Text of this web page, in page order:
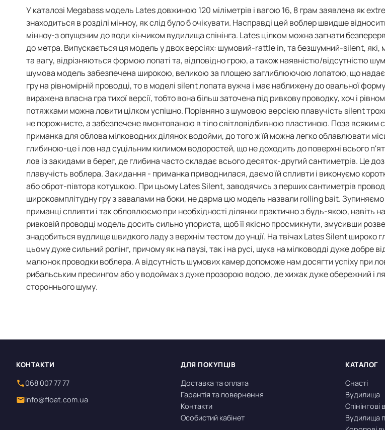
У каталозі Megabass модель Lates довжиною 120 міліметрів і вагою 16, 8 грам заявлена як
знаходиться в розділі мінноу, як слід було б очікувати. Насправді цей воблер швидше
мінноу-з опущеним до води кінчиком вудилища спінінга. Lates цілком можна загнати
до метра. Випускається ця модель у двох версіях: шумовий-rattle in, та безшумний-silent, які,
та вагу, відрізняються формою лопаті та, відповідно грою, а також наявністю/відсутністю
шумова модель забезпечена широкою, великою за площею заглиблюючою лопатою, що надає
гру на рівномірній проводці, то в моделі silent лопата вужча і має наближену до овальної
виражена власна гра тихої версії, тобто вона більш заточена під ривкову проводку, хоч і
потяжками можна ловити цілком успішно. Порівняно з шумовою версією плавучість silent
не порожнисте, а забезпечене вмонтованою в тіло світловідбивною пластиною. Поза всяким
приманка для облова мілководних ділянок водойми, до того ж їй можна легко облавлювати
глибиною-це і лов над суцільним килимом водоростей, що не доходить до поверхні всього
лов із закидами в берег, де глибина часто складає всього десяток-другий сантиметрів. Це
плавучість воблера. Закидання - приманка приводнилася, даємо їй спливти і виконуємо
або оброт-півтора котушкою. При цьому Lates Silent, заводячись з перших сантиметрів
широкоамплітудну гру з завалами на боки, не дарма цю модель назвали rоlling bait. Зупиняємо
приманці спливти і так обловлюємо при необхідності ділянки практично з будь-якою,
ривковій проводці модель досить сильно упориста, щоб її якісно просмикнути, змусивши
знадобиться вудлище швидкого ладу з верхнім тестом до унції. На твічах Lates Silent широко
цьому дуже сильний ролінг, причому як на паузі, так і на русі, щука на мілководді дуже добре
малюнок проводки воблера. А відсутність шумових камер допоможе нам досягти успіху при
рибальським пресингом або у водоймах з дуже прозорою водою, де хижак дуже обережний і
стороннього шуму.
КОНТАКТИ
068 007 77 77
info@float.com.ua
ДЛЯ ПОКУПЦІВ
Доставка та оплата
Гарантія та повернення
Контакти
Особистий кабінет
КАТАЛОГ
Снасті
Вудилища
Вудилища